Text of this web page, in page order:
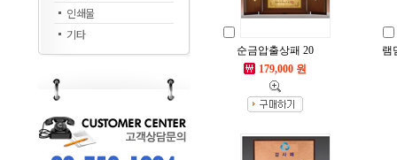
인쇄물
기타
순금압출상패 20
179,000 원
램